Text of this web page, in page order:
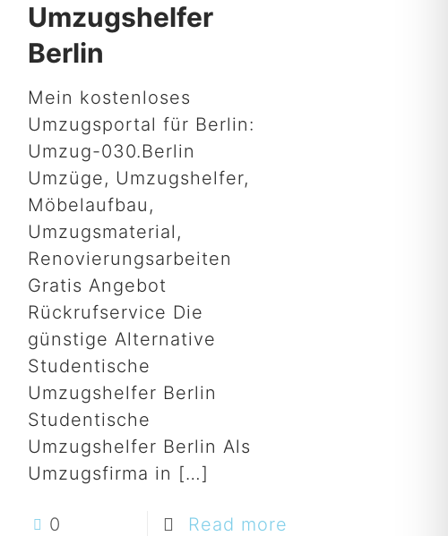
Umzugshelfer
Berlin
Mein kostenloses
Umzugsportal für Berlin:
Umzug-030.Berlin
Umzüge, Umzugshelfer,
Möbelaufbau,
Umzugsmaterial,
Renovierungsarbeiten
Gratis Angebot
Rückrufservice Die
günstige Alternative
Studentische
Umzugshelfer Berlin
Studentische
Umzugshelfer Berlin Als
Umzugsfirma in […]
0 Read more